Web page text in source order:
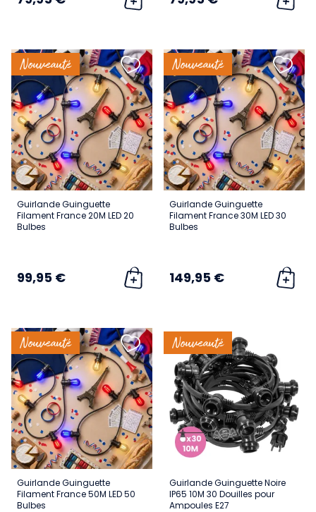
Guirlande Guinguette
Filament France 20M LED 20
Bulbes
99,95 €
Nouveauté
Guirlande Guinguette
Filament France 30M LED 30
Bulbes
149,95 €
Nouveauté
Guirlande Guinguette
Filament France 50M LED 50
Bulbes
Nouveauté
Guirlande Guinguette Noire
IP65 10M 30 Douilles pour
Ampoules E27
Nouveauté